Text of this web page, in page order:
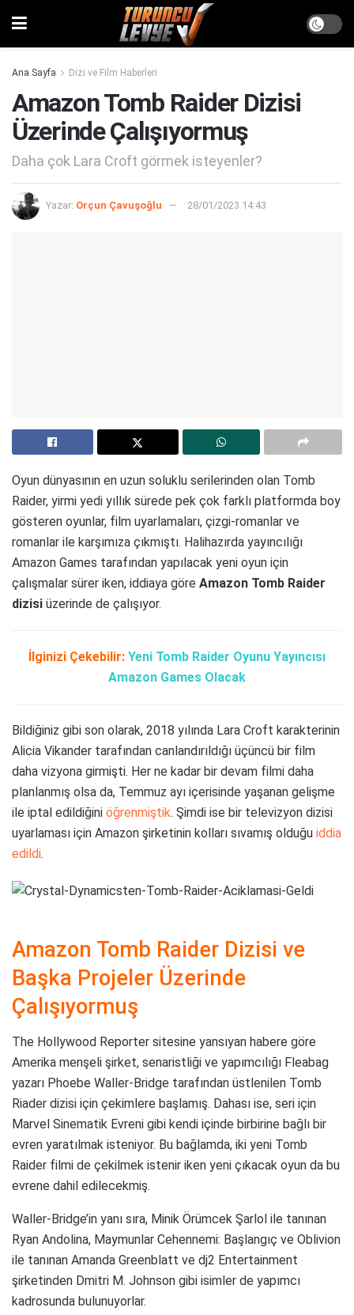
Ana Sayfa Dizi ve Film Haberleri
Amazon Tomb Raider Dizisi
Üzerinde Çalışıyormuş
Daha çok Lara Croft görmek isteyenler?
Yazar: Orçun Çavuşoğlu 28/01/2023 14:43
Oyun dünyasının en uzun soluklu serilerinden olan Tomb
Raider, yirmi yedi yıllık sürede pek çok farklı platformda boy
gösteren oyunlar, film uyarlamaları, çizgi-romanlar ve
romanlar ile karşımıza çıkmıştı. Halihazırda yayıncılığı
Amazon Games tarafından yapılacak yeni oyun için
çalışmalar sürer iken, iddiaya göre Amazon Tomb Raider
dizisi üzerinde de çalışıyor.
İlginizi Çekebilir: Yeni Tomb Raider Oyunu Yayıncısı
Amazon Games Olacak
Bildiğiniz gibi son olarak, 2018 yılında Lara Croft karakterinin
Alicia Vikander tarafından canlandırıldığı üçüncü bir film
daha vizyona girmişti. Her ne kadar bir devam filmi daha
planlanmış olsa da, Temmuz ayı içerisinde yaşanan gelişme
ile iptal edildiğini öğrenmiştik. Şimdi ise bir televizyon dizisi
uyarlaması için Amazon şirketinin kolları sıvamış olduğu iddia
edildi.
Amazon Tomb Raider Dizisi ve
Başka Projeler Üzerinde
Çalışıyormuş
The Hollywood Reporter sitesine yansıyan habere göre
Amerika menşeli şirket, senaristliği ve yapımcılığı Fleabag
yazarı Phoebe Waller-Bridge tarafından üstlenilen Tomb
Riader dizisi için çekimlere başlamış. Dahası ise, seri için
Marvel Sinematik Evreni gibi kendi içinde birbirine bağlı bir
evren yaratılmak isteniyor. Bu bağlamda, iki yeni Tomb
Raider filmi de çekilmek istenir iken yeni çıkacak oyun da bu
evrene dahil edilecekmiş.
Waller-Bridge’in yanı sıra, Minik Örümcek Şarlol ile tanınan
Ryan Andolina, Maymunlar Cehennemi: Başlangıç ve Oblivion
ile tanınan Amanda Greenblatt ve dj2 Entertainment
şirketinden Dmitri M. Johnson gibi isimler de yapımcı
kadrosunda bulunuyorlar.